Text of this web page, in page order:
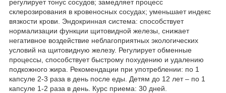
регулирует тонус сосудов; замедляет процесс
склерозирования в кровеносных сосудах; уменьшает индекс
вязкости крови. Эндокринная система: способствует
нормализации функции щитовидной железы, снижает
негативное воздействие неблагоприятных экологических
условий на щитовидную железу. Регулирует обменные
процессы, способствует быстрому похудению и удалению
подкожного жира. Рекомендации при употреблении: по 1
капсуле 2-3 раза в день после еды. Детям до 12 лет – по 1
капсуле 1-2 раза в день. Курс приема: 30 дней.